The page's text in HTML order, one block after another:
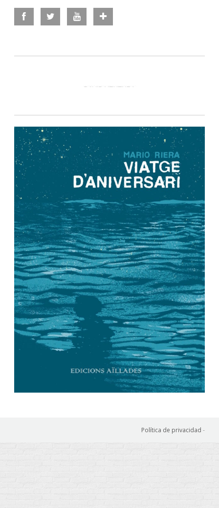
Política de privacidad -